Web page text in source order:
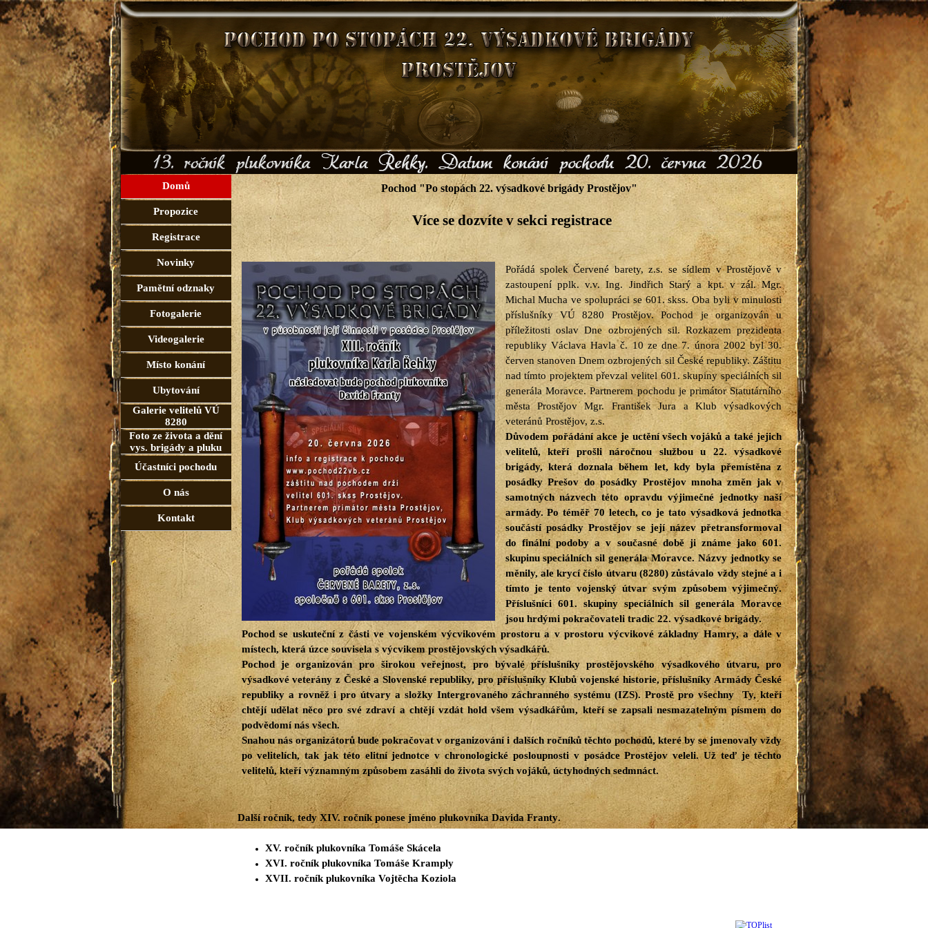
Domů
Propozice
Registrace
Novinky
Pamětní odznaky
Fotogalerie
Videogalerie
Místo konání
Ubytování
Galerie velitelů VÚ
8280
Foto ze života a dění
vys. brigády a pluku
Účastníci pochodu
O nás
Kontakt
Pochod "Po stopách 22. výsadkové brigády Prostějov"
Více se dozvíte v sekci registrace
Pořádá spolek Červené barety, z.s. se sídlem v Prostějově v
zastoupení pplk. v.v. Ing. Jindřich Starý a kpt. v zál. Mgr.
Michal Mucha ve spolupráci se 601. skss. Oba byli v minulosti
příslušníky VÚ 8280 Prostějov. Pochod je organizován u
příležitosti oslav Dne ozbrojených sil. Rozkazem prezidenta
republiky Václava Havla č. 10 ze dne 7. února 2002 byl 30.
červen stanoven Dnem ozbrojených sil České republiky. Záštitu
nad tímto projektem převzal velitel 601. skupiny speciálních sil
generála Moravce. Partnerem pochodu je primátor Statutárního
města Prostějov Mgr. František Jura a Klub výsadkových
veteránů Prostějov, z.s.
Důvodem pořádání akce je uctění všech vojáků a také jejich
velitelů, kteří prošli náročnou službou u 22. výsadkové
brigády, která doznala během let, kdy byla přemístěna z
posádky Prešov do posádky Prostějov mnoha změn jak v
samotných názvech této opravdu výjimečné jednotky naší
armády. Po téměř 70 letech, co je tato výsadková jednotka
součástí posádky Prostějov se její název přetransformoval
do finální podoby a v současné době ji známe jako 601.
skupinu speciálních sil generála Moravce. Názvy jednotky se
měnily, ale krycí číslo útvaru (8280) zůstávalo vždy stejné a i
tímto je tento vojenský útvar svým způsobem výjimečný.
Příslušníci 601. skupiny speciálních sil generála Moravce
jsou hrdými pokračovateli tradic 22. výsadkové brigády.
Pochod se uskuteční z části ve vojenském výcvikovém prostoru a v prostoru výcvikové základny Hamry, a dále v
místech, která úzce souvisela s výcvikem prostějovských výsadkářů.
Pochod je organizován pro širokou veřejnost, pro bývalé příslušníky prostějovského výsadkového útvaru, pro
výsadkové veterány z České a Slovenské republiky, pro příslušníky Klubů vojenské historie, příslušníky Armády České
republiky a rovněž i pro útvary a složky Intergrovaného záchranného systému (IZS). Prostě pro všechny Ty, kteří
chtějí udělat něco pro své zdraví a chtějí vzdát hold všem výsadkářům, kteří se zapsali nesmazatelným písmem do
podvědomí nás všech.
Snahou nás organizátorů bude pokračovat v organizování i dalších ročníků těchto pochodů, které by se jmenovaly vždy
po velitelích, tak jak této elitní jednotce v chronologické posloupnosti v posádce Prostějov veleli. Už teď je těchto
velitelů, kteří významným způsobem zasáhli do života svých vojáků, úctyhodných sedmnáct.
Další ročník, tedy XIV. ročník ponese jméno plukovníka Davida Franty.
XV. ročník plukovníka Tomáše Skácela
XVI. ročník plukovníka Tomáše Kramply
XVII. ročník plukovníka Vojtěcha Koziola